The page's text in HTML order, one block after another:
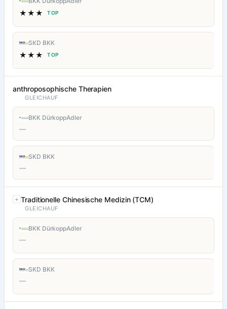
★★★ TOP
SKD BKK
★★★ TOP
anthroposophische Therapien
GLEICHAUF
BKK DürkoppAdler
—
SKD BKK
—
Traditionelle Chinesische Medizin (TCM)
GLEICHAUF
BKK DürkoppAdler
—
SKD BKK
—